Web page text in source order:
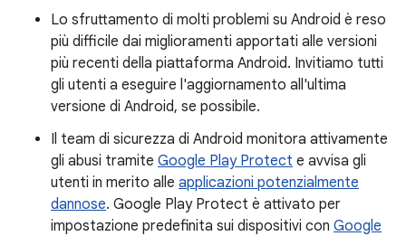
Lo sfruttamento di molti problemi su Android è reso
più difficile dai miglioramenti apportati alle versioni
più recenti della piattaforma Android. Invitiamo tutti
gli utenti a eseguire l'aggiornamento all'ultima
versione di Android, se possibile.
Il team di sicurezza di Android monitora attivamente
gli abusi tramite Google Play Protect e avvisa gli
utenti in merito alle applicazioni potenzialmente
dannose. Google Play Protect è attivato per
impostazione predefinita sui dispositivi con Google